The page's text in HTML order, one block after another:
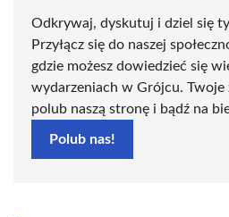
Odkrywaj, dyskutuj i dziel się
Przyłącz się do naszej
gdzie możesz dowiedzieć się
wydarzeniach w Grójcu. Twoje
polub naszą stronę i bądź na
Polub nas!